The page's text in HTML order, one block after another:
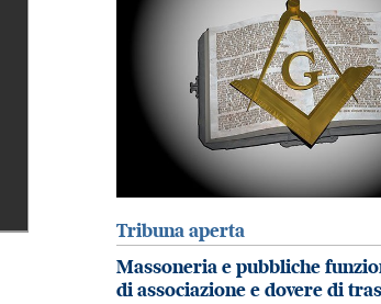
Tribuna aperta
Massoneria e pubbliche
di associazione e dovere di